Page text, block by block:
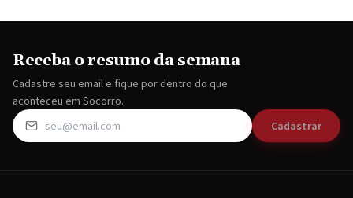
Receba o resumo da semana
Cadastre seu email e fique por dentro do que
aconteceu em Socorro.
Cadastrar